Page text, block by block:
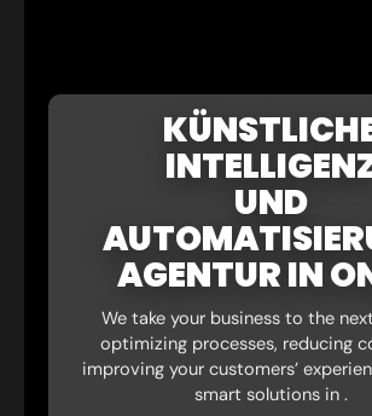
UND
AGENTUR IN
We take your business to the
optimizing processes, reducing
improving your customers’
smart solutions in .